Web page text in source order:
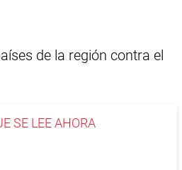
de la región contra el
SE LEE AHORA